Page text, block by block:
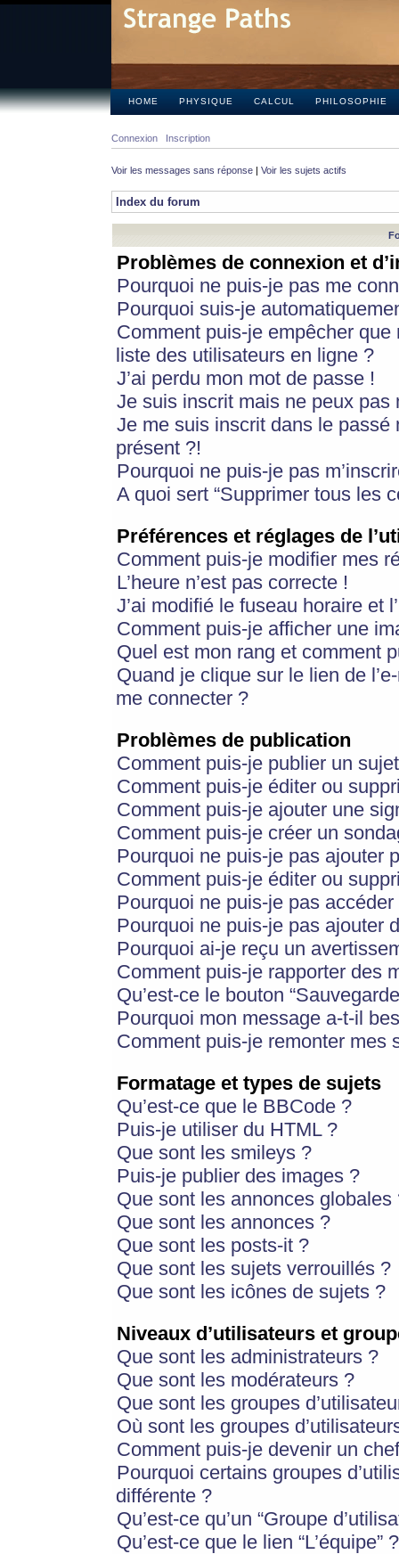
HOME PHYSIQUE CALCUL PHILOSOPHIE
Connexion Inscription
Voir les messages sans réponse | Voir les sujets actifs
Index du forum
Problèmes de connexion et
Pourquoi ne puis-je pas me
Pourquoi suis-je
Comment puis-je empêcher
liste des utilisateurs en ligne ?
J’ai perdu mon mot de passe !
Je suis inscrit mais ne peux pas
Je me suis inscrit dans le
présent ?!
Pourquoi ne puis-je pas
A quoi sert “Supprimer tous les
Préférences et réglages de
Comment puis-je modifier mes
L’heure n’est pas correcte !
J’ai modifié le fuseau horaire et
Comment puis-je afficher une
Quel est mon rang et comment
Quand je clique sur le lien de
me connecter ?
Problèmes de publication
Comment puis-je publier un
Comment puis-je éditer ou
Comment puis-je ajouter une
Comment puis-je créer un
Pourquoi ne puis-je pas ajouter
Comment puis-je éditer ou
Pourquoi ne puis-je pas
Pourquoi ne puis-je pas ajouter
Pourquoi ai-je reçu un
Comment puis-je rapporter des
Qu’est-ce le bouton
Pourquoi mon message a-t-il
Comment puis-je remonter mes
Formatage et types de sujets
Qu’est-ce que le BBCode ?
Puis-je utiliser du HTML ?
Que sont les smileys ?
Puis-je publier des images ?
Que sont les annonces globales
Que sont les annonces ?
Que sont les posts-it ?
Que sont les sujets verrouillés ?
Que sont les icônes de sujets ?
Niveaux d’utilisateurs et
Que sont les administrateurs ?
Que sont les modérateurs ?
Que sont les groupes
Où sont les groupes
Comment puis-je devenir un
Pourquoi certains groupes
différente ?
Qu’est-ce qu’un “Groupe
Qu’est-ce que le lien “L’équipe” ?